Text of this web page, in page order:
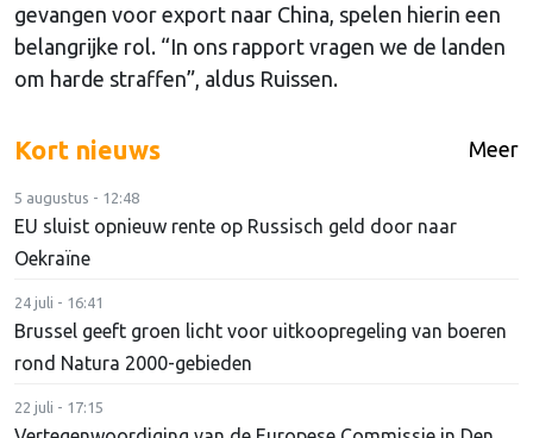
gevangen voor export naar China, spelen hierin een
belangrijke rol. “In ons rapport vragen we de landen
om harde straffen”, aldus Ruissen.
Kort nieuws Meer
5 augustus - 12:48
EU sluist opnieuw rente op Russisch geld door naar
Oekraïne
24 juli - 16:41
Brussel geeft groen licht voor uitkoopregeling van boeren
rond Natura 2000-gebieden
22 juli - 17:15